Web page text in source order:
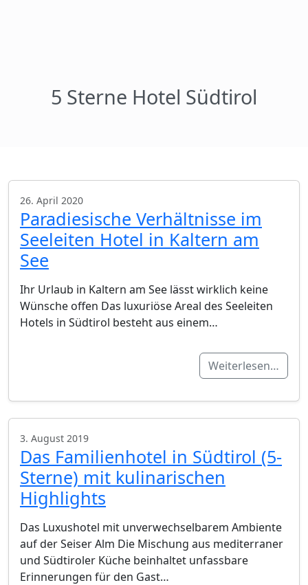
5 Sterne Hotel Südtirol
26. April 2020
Paradiesische Verhältnisse im
Seeleiten Hotel in Kaltern am
See
Ihr Urlaub in Kaltern am See lässt wirklich keine
Wünsche offen Das luxuriöse Areal des Seeleiten
Hotels in Südtirol besteht aus einem…
Weiterlesen…
3. August 2019
Das Familienhotel in Südtirol (5-
Sterne) mit kulinarischen
Highlights
Das Luxushotel mit unverwechselbarem Ambiente
auf der Seiser Alm Die Mischung aus mediterraner
und Südtiroler Küche beinhaltet unfassbare
Erinnerungen für den Gast…